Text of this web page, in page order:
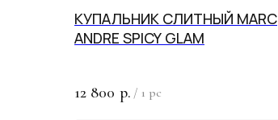
КУПАЛЬНИК СЛИТНЫЙ MARC
ANDRE SPICY GLAM
12 800 р. / 1 pc